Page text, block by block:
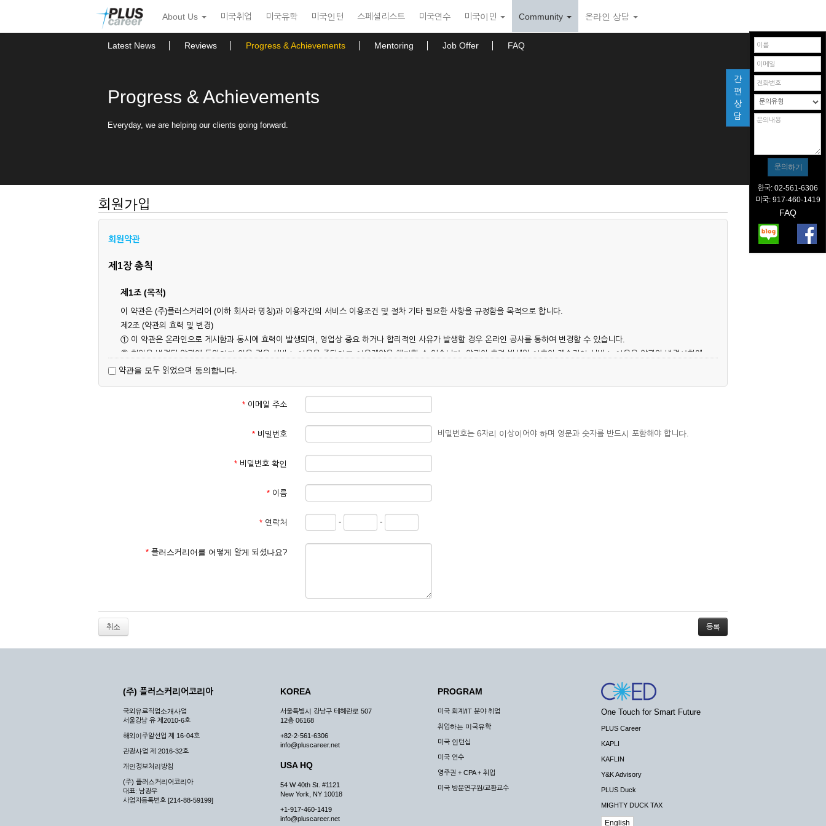
뉴
토
About Us 미국취업 미국유학 미국인턴 스페셜리스트 미국연수 미국이민 Community 온라인 상담
Latest News Reviews Progress & Achievements Mentoring Job Offer FAQ
Progress & Achievements
Everyday, we are helping our clients going forward.
회원가입
회원약관
제1장 총칙
제1조 (목적)
이 약관은 (주)플러스커리어 (이하 회사라 명칭)과 이용자간의 서비스 이용조건 및 절차 기타 필요한 사항을 규정함을 목적으로 합니다.
제2조 (약관의 효력 및 변경)
① 이 약관은 온라인으로 게시함과 동시에 효력이 발생되며, 영업상 중요 하거나 합리적인 사유가 발생할 경우 온라인 공사를 통하여 변경할 수 있습니다.
② 회원은 변경된 약관에 동의하지 않을 경우 서비스 이용을 중단하고 이용계약을 해지할 수 있습니다. 약관의 효력 발생일 이후의 계속적인 서비스 이용은 약관의 변경사항에
대해 동의한 것으로 간주됩니다.
제3조 (약관의 외 준칙)
이 약관에 명시되지 않은 사항은 회사의 공지, 이용안내 및 기타 관계법령의 규정에 따릅니다.
① 서비스 이용계약은 서비스 이용 희망자가 본 약관에 동의한 후 신청자의 실질 정보를 입력하여 회사에 신청하고 회사가 이를 심사, 승낙함으로써 성립하며, 회사는 신청자
② 회원가입시 입력한 ID는 변경할 수 없으며, 회원 1인당 한 개의 ID가 발급됩니다. 부득이한 경우로 인해 변경하고자 하는 경우에는 해당 아이디를 해지하고 재가입해야 합니
③ 회사는 아래의 각 호에 해당하는 이용자에 대하여는 가입을 거절하거나 취소할 수 있으며, 실명으로 등록하지 않은 자의 일체의 권리를 제한할 수 있습니다.
2. 개인정보를 허위로 기재하여 신청할 경우
8. 기타 회사가 정한 제반 사항을 위반하며 신청하는 경우
② 시스템 점검, 교체 및 고장, 기술적인 이유, 국가비상사태, 정전, 서비스 설비의 장애, 서비스 이용의 폭주 등의 정상적인 서비스가 불가능할 경우 회사는 사전 공지나 예고 없
③ 기타 회사는 서비스를 제공할 수 없는 합당한 사유가 발생한 경우
④ 회사는 제 2항 및 제 3항의 사유로 서비스의 제공이 일시적으로 중지됨으로 인해 이용자 또는 제 3자가 입은 손해에 대하여 배상하지 않습니다.
제3장 권리 및 의무
제6조 (회사의 의무)
① 회사는 특별한 사정이 없는 한 이용자가 신청한 후 즉시 서비스를 이용할 수 있도록 하고 계속적, 안정적으로 서비스를 제공할 수 있도록 최선의 노력을 다하여야 합니다.
② 회사는 이용자의 개인 신상 정보를 본인의 승낙 없이 타인에게 누설, 배포하여서는 안됩니다. 다만, 관계법령에 의하여 국가기관 등의 합법적인 요구가 있는 경우에는 해당
약관을 모두 읽었으며 동의합니다.
* 이메일 주소
* 비밀번호 비밀번호는 6자리 이상이어야 하며 영문과 숫자를 반드시 포함해야 합니다.
* 비밀번호 확인
* 이름
* 연락처 - -
* 플러스커리어를 어떻게 알게 되셨나요?
취소
간
편
상
담
한국: 02-561-6306
미국: 917-460-1419
FAQ
(주) 플러스커리어코리아
국외유료직업소개사업
서울강남 유 제2010-6호
해외이주알선업 제 16-04호
관광사업 제 2016-32호
개인정보처리방침
(주) 플러스커리어코리아
대표: 남광우
사업자등록번호 [214-88-59199]
KOREA
서울특별시 강남구 테헤란로 507
12층 06168
+82-2-561-6306
info@pluscareer.net
USA HQ
54 W 40th St. #1121
New York, NY 10018
+1-917-460-1419
info@pluscareer.net
PROGRAM
미국 회계/IT 분야 취업
취업하는 미국유학
미국 인턴십
미국 연수
영주권 + CPA + 취업
미국 방문연구원/교환교수
One Touch for Smart Future
PLUS Career
KAPLI
KAFLIN
Y&K Advisory
PLUS Duck
MIGHTY DUCK TAX
English